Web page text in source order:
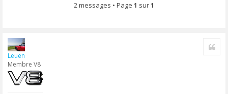
2 messages • Page 1 sur1
Leuen
Membre V8